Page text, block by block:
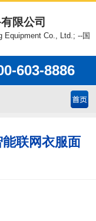
限公司
Equipment Co., Ltd.; --国
603-8886
联网衣服面